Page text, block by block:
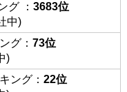
グ ： 3683位
中)
グ： 73位
)
ング： 22位